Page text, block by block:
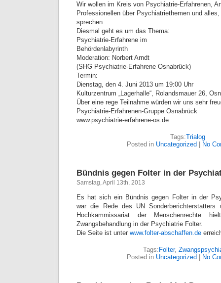
Wir wollen im Kreis von Psychiatrie-Erfahrenen,
Professionellen über Psychiatriethemen und
sprechen.
Diesmal geht es um das Thema:
Psychiatrie-Erfahrene im
Behördenlabyrinth
Moderation: Norbert Arndt
(SHG Psychiatrie-Erfahrene Osnabrück)
Termin:
Dienstag, den 4. Juni 2013 um 19:00 Uhr
Kulturzentrum „Lagerhalle“, Rolandsmauer 26,
Über eine rege Teilnahme würden wir uns sehr
Psychiatrie-Erfahrenen-Gruppe Osnabrück
www.psychiatrie-erfahrene-os.de
Tags:Trialog
Posted in Uncategorized No
Bündnis gegen Folter in der
Samstag, April 13th, 2013
Es hat sich ein Bündnis gegen Folter in der
war die Rede des UN
Hochkammissariat der Menschenrechte
Zwangsbehandlung in der Psychiatrie Folter.
Die Seite ist unter www.folter-abschaffen.de
Tags: Folter,
Posted in Uncategorized No